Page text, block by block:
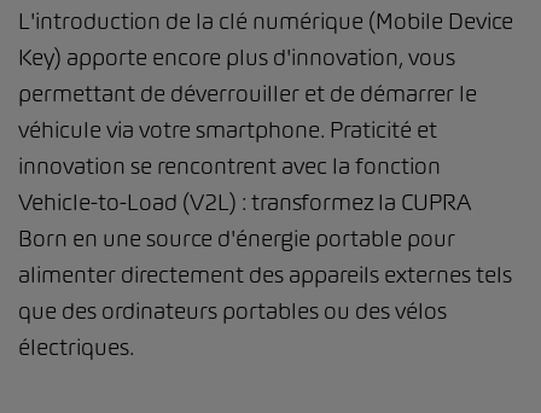
L'introduction de la clé numérique (Mobile Device
Key) apporte encore plus d'innovation, vous
permettant de déverrouiller et de démarrer le
véhicule via votre smartphone. Praticité et
innovation se rencontrent avec la fonction
Vehicle-to-Load (V2L) : transformez la CUPRA
Born en une source d'énergie portable pour
alimenter directement des appareils externes tels
que des ordinateurs portables ou des vélos
électriques.